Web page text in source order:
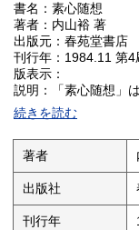
書名：素心随想
著者：内山裕 著
出版元：春苑堂書店
刊行年：1984.11 第4
版表示：
説明：「素心随想」
店から出版された第4
日々の思索をつづっ
をもたらす内容とさ
なテーマや風景が綴
かく言葉が紡がれて
取りやすく、内山裕
しれません。
状態：
続きを読む
著者
出版社
刊行年